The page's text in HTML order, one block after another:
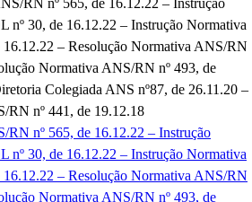
RN nº 565, de 16.12.22 – Instrução
30, de 16.12.22 – Instrução Normativa
– Resolução Normativa ANS/RN
Normativa ANS/RN nº 493, de